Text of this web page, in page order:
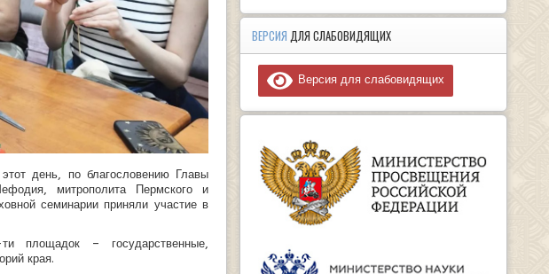
день, по благословению Главы
митрополита Пермского и
семинарии приняли участие в
площадок – государственные,
края.
ВЕРСИЯ ДЛЯ СЛАБОВИДЯЩИХ
Версия для слабовидящих